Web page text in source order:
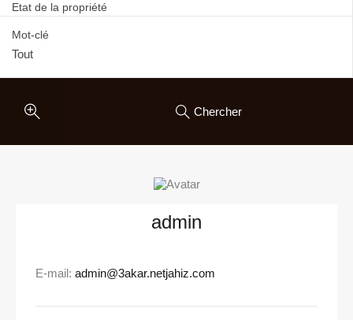
Etat de la propriété
Mot-clé
Chercher
admin
E-mail: admin@3akar.netjahiz.com